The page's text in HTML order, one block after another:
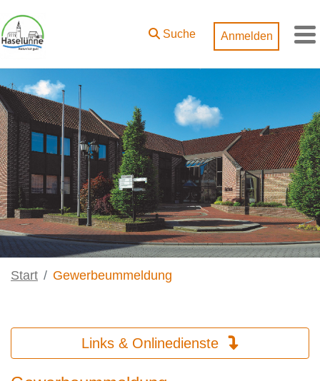
Zum Hauptinhalt springen
Suche Anmelden
Start Gewerbeummeldung
Links & Onlinedienste